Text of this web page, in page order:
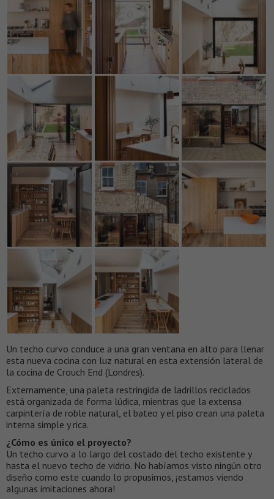
Un techo curvo conduce a una gran ventana en alto para llenar
esta nueva cocina con luz natural en esta extensión lateral de
la cocina de Crouch End (Londres).
Externamente, una paleta restringida de ladrillos reciclados
está organizada de forma lúdica, mientras que la extensa
carpintería de roble natural, el bateo y el piso crean una paleta
interna simple y rica.
¿Cómo es único el proyecto?
Un techo curvo a lo largo del costado del techo existente y
hasta el nuevo techo de vidrio. No habíamos visto ningún otro
diseño como este cuando lo propusimos, ¡estamos viendo
algunas imitaciones ahora!